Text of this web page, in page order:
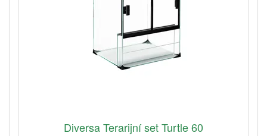
Diversa Terarijní set Turtle 60